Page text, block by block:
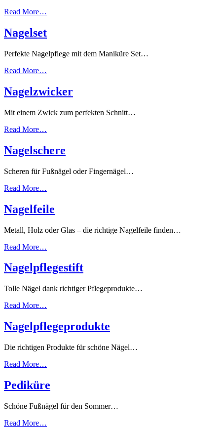
Read More…
Nagelset
Perfekte Nagelpflege mit dem Maniküre Set…
Read More…
Nagelzwicker
Mit einem Zwick zum perfekten Schnitt…
Read More…
Nagelschere
Scheren für Fußnägel oder Fingernägel…
Read More…
Nagelfeile
Metall, Holz oder Glas – die richtige Nagelfeile finden…
Read More…
Nagelpflegestift
Tolle Nägel dank richtiger Pflegeprodukte…
Read More…
Nagelpflegeprodukte
Die richtigen Produkte für schöne Nägel…
Read More…
Pediküre
Schöne Fußnägel für den Sommer…
Read More…